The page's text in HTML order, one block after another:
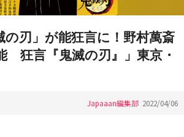
の刃」が能狂言に！野村萬斎
狂言『鬼滅の刃』」東京・
Japaaan編集部 2022/04/06